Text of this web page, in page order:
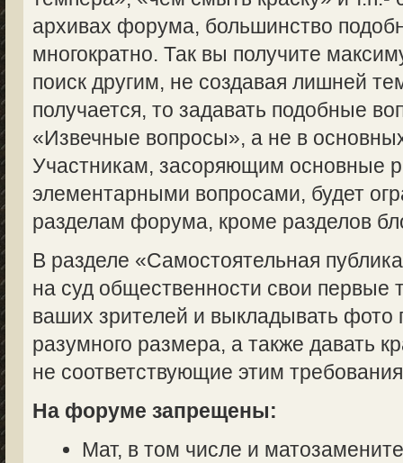
архивах форума, большинство
многократно. Так вы получите
поиск другим, не создавая лишней
получается, то задавать подобные
«Извечные вопросы», а не в
Участникам, засоряющим основные
элементарными вопросами, будет
разделам форума, кроме разделов
В разделе «Самостоятельная
на суд общественности свои первые
ваших зрителей и выкладывать фото
разумного размера, а также давать
не соответствующие этим
На форуме запрещены:
Мат, в том числе и